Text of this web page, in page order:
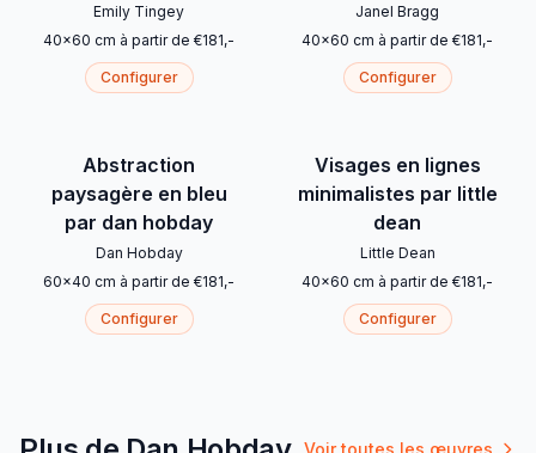
Emily Tingey
40x60 cm à partir de €181,-
Configurer
Janel Bragg
40x60 cm à partir de €181,-
Configurer
Abstraction
paysagère en bleu
par dan hobday
Dan Hobday
60x40 cm à partir de €181,-
Configurer
Visages en lignes
minimalistes par little
dean
Little Dean
40x60 cm à partir de €181,-
Configurer
Voir toutes les œuvres